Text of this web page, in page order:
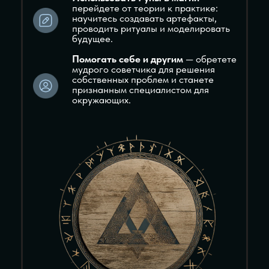
РУН
Гадательные значения Рун.
Общие гадательные значения рун,
а также расширенные значения по
темам здоровье, отношения и
ОДНОЙ РУНЫ
Расклад из одной Руны.
Как читать расклады из одной руны.
Примеры чтения руны с разными
вопросами.
МОДУЛЬ 5